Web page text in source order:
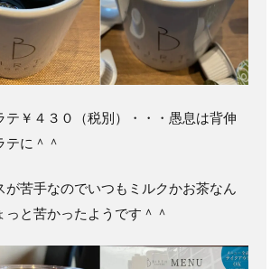
テ￥４３０（税別）
・・・愚息は背伸
テに＾＾
が苦手なのでいつもミルクかお茶なん
っと苦かったようです＾＾